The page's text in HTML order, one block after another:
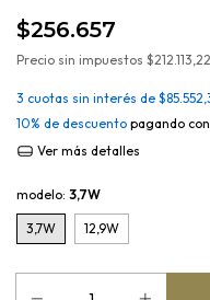
$256.657
Precio sin impuestos $212.113,22
3 cuotas sin interés de
10% de descuento pagando
Ver más detalles
modelo: 3,7W
3,7W 12,9W